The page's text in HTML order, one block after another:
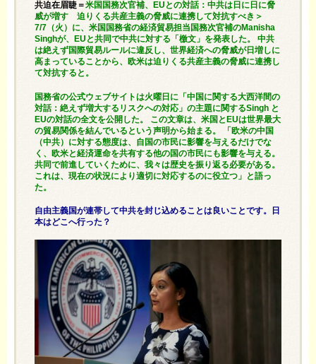
共迫在眉睫＝米国国務次官補、EUとの対話：中共は日に日に脅
威が増す 迫りくる共産主義の脅威に連携して対抗すべき＞
7/7（火）に、米国国務省の経済貿易担当国務次官補のManisha
Singhが、EUと共同で中共に対する「檄文」を発表した。 中共
は絶えず国際貿易ルールに違反し、世界経済への脅威が日増しに
高まっていることから、欧米は迫りくる共産主義の脅威に連携し
て対抗すると。
国務省の公式ウェブサイトは火曜日に「中国に関する大西洋間の
対話：絶えず増大するリスクへの対応」の主題に関するSingh と
EUの対話の全文を公開した。 この文章は、米国とEUは世界最大
の貿易関係を結んでいるという声明から始まる。 「欧米の中国
（中共）に対する態度は、自国の市民に影響を与えるだけでな
く、欧米と経済運命を共有する他の国の市民にも影響を与える。
共同で前進していくために、我々は歴史を振り返る必要がある。
これは、現在の状況により適切に対応するのに役立つ」と語っ
た。
自由主義国が連帯して中共を封じ込めることは良いことです。日
本はどこへ行った？